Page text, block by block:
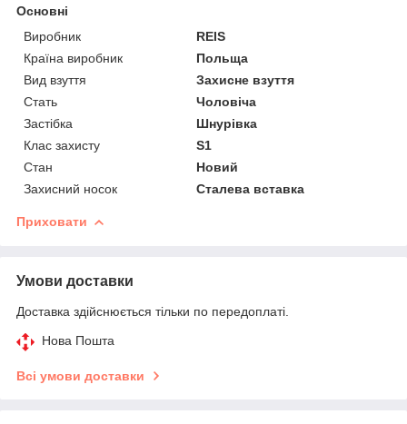
Основні
Виробник
REIS
Країна виробник
Польща
Вид взуття
Захисне взуття
Стать
Чоловіча
Застібка
Шнурівка
Клас захисту
S1
Стан
Новий
Захисний носок
Сталева вставка
Приховати
Умови доставки
Доставка здійснюється тільки по передоплаті.
Нова Пошта
Всі умови доставки